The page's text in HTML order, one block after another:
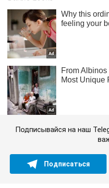
Подписывайся на наш
Подписаться